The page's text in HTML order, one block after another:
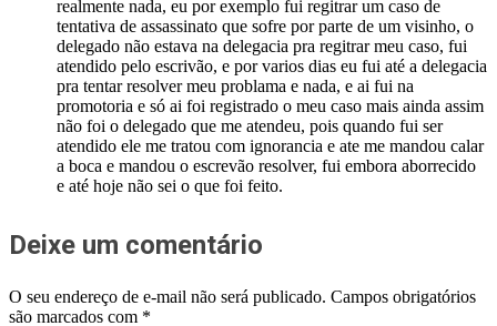
realmente nada, eu por exemplo fui regitrar um caso de
tentativa de assassinato que sofre por parte de um visinho, o
delegado não estava na delegacia pra regitrar meu caso, fui
atendido pelo escrivão, e por varios dias eu fui até a delegacia
pra tentar resolver meu problama e nada, e ai fui na
promotoria e só ai foi registrado o meu caso mais ainda assim
não foi o delegado que me atendeu, pois quando fui ser
atendido ele me tratou com ignorancia e ate me mandou calar
a boca e mandou o escrevão resolver, fui embora aborrecido
e até hoje não sei o que foi feito.
Deixe um comentário
O seu endereço de e-mail não será publicado. Campos obrigatórios
são marcados com *